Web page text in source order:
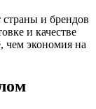
и брендов
и качестве
чем экономия на